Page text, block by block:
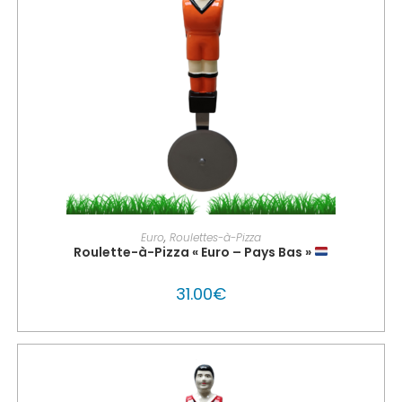
AJOUTER AU PANIER
Euro, Roulettes-à-Pizza
Roulette-à-Pizza « Euro – Pays Bas »
31.00€